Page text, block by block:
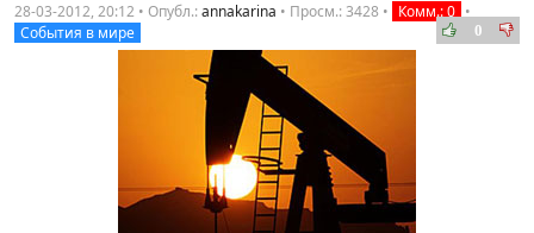
28-03-2012, 20:12 • Опубл.:annakarina • Просм.: 3428 • Комм.: 0 •
События в мире
0